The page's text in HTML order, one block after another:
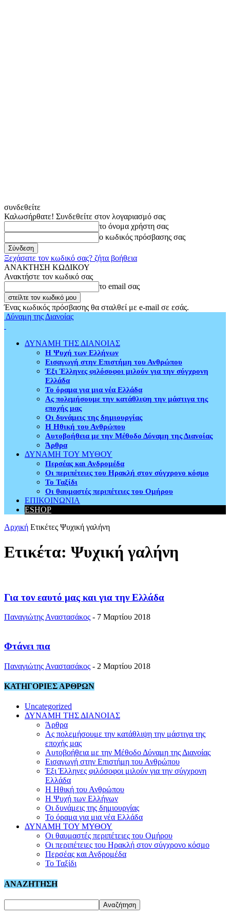
συνδεθείτε
Καλωσήρθατε! Συνδεθείτε στον λογαριασμό σας
το όνομα χρήστη σας
ο κωδικός πρόσβασης σας
Ξεχάσατε τον κωδικό σας? ζήτα βοήθεια
ΑΝΑΚΤΗΣΗ ΚΩΔΙΚΟΥ
Ανακτήστε τον κωδικό σας
το email σας
Ένας κωδικός πρόσβασης θα σταλθεί με e-mail σε εσάς.
Δύναμη της Διανοίας
ΔΥΝΑΜΗ ΤΗΣ ΔΙΑΝΟΙΑΣ
Η Ψυχή των Ελλήνων
Εισαγωγή στην Επιστήμη του Ανθρώπου
Έξι Έλληνες φιλόσοφοι μιλούν για την σύγχρονη
Ελλάδα
Το όραμα για μια νέα Ελλάδα
Ας πολεμήσουμε την κατάθλιψη την μάστιγα της
εποχής μας
Οι δυνάμεις της δημιουργίας
Η Ηθική του Ανθρώπου
Αυτοβοήθεια με την Μέθοδο Δύναμη της Διανοίας
Άρθρα
ΔΥΝΑΜΗ ΤΟΥ ΜΥΘΟΥ
Περσέας και Ανδρομέδα
Οι περιπέτειες του Ηρακλή στον σύγχρονο κόσμο
Το Ταξίδι
Οι θαυμαστές περιπέτειες του Ομήρου
ΕΠΙΚΟΙΝΩΝΙΑ
ESHOP
Αρχική Ετικέτες Ψυχική γαλήνη
Ετικέτα: Ψυχική γαλήνη
Για τον εαυτό μας και για την Ελλάδα
Παναγιώτης Αναστασάκος - 7 Μαρτίου 2018
Φτάνει πια
Παναγιώτης Αναστασάκος - 2 Μαρτίου 2018
ΚΑΤΗΓΟΡΙΕΣ ΑΡΘΡΩΝ
Uncategorized
ΔΥΝΑΜΗ ΤΗΣ ΔΙΑΝΟΙΑΣ
Άρθρα
Ας πολεμήσουμε την κατάθλιψη την μάστιγα της
εποχής μας
Αυτοβοήθεια με την Μέθοδο Δύναμη της Διανοίας
Εισαγωγή στην Επιστήμη του Ανθρώπου
Έξι Έλληνες φιλόσοφοι μιλούν για την σύγχρονη
Ελλάδα
Η Ηθική του Ανθρώπου
Η Ψυχή των Ελλήνων
Οι δυνάμεις της δημιουργίας
Το όραμα για μια νέα Ελλάδα
ΔΥΝΑΜΗ ΤΟΥ ΜΥΘΟΥ
Οι θαυμαστές περιπέτειες του Ομήρου
Οι περιπέτειες του Ηρακλή στον σύγχρονο κόσμο
Περσέας και Ανδρομέδα
Το Ταξίδι
ΑΝΑΖΗΤΗΣΗ